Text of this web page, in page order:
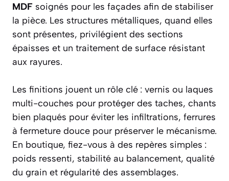
MDF soignés pour les façades afin de stabiliser
la pièce. Les structures métalliques, quand elles
sont présentes, privilégient des sections
épaisses et un traitement de surface résistant
aux rayures.
Les finitions jouent un rôle clé : vernis ou laques
multi-couches pour protéger des taches, chants
bien plaqués pour éviter les infiltrations, ferrures
à fermeture douce pour préserver le mécanisme.
En boutique, fiez-vous à des repères simples :
poids ressenti, stabilité au balancement, qualité
du grain et régularité des assemblages.